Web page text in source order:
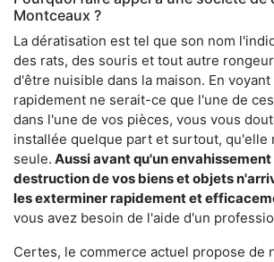
Montceaux ?
La dératisation est tel que son nom
des rats, des souris et tout autre
d'être nuisible dans la maison. En
rapidement ne serait-ce que l'une de
dans l'une de vos pièces, vous vous
installée quelque part et surtout, qu'elle
seule. Aussi avant qu'un
destruction de vos biens et objets
les exterminer rapidement et
vous avez besoin de l'aide d'un
Certes, le commerce actuel propose de